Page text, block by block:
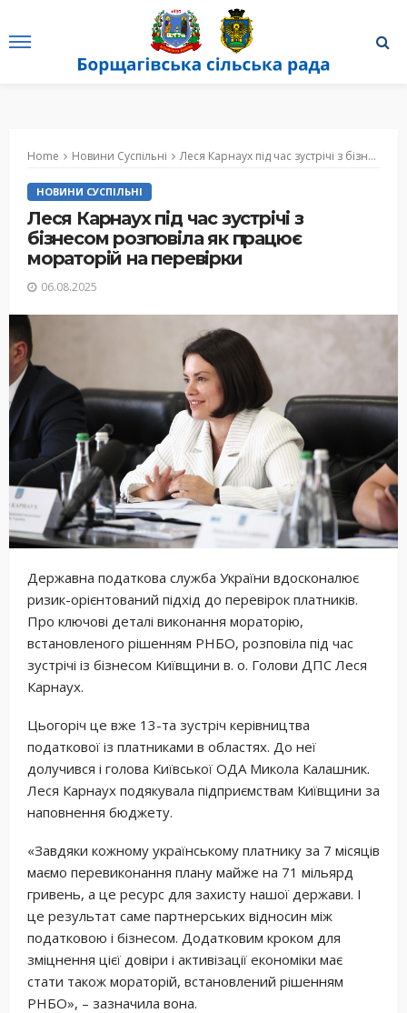
Home Новини Суспільні Леся Карнаух під час зустрічі з бізнесом розповіла як працює мораторій на перевірки
НОВИНИ СУСПІЛЬНІ
Леся Карнаух під час зустрічі з
бізнесом розповіла як працює
мораторій на перевірки
06.08.2025
Державна податкова служба України вдосконалює
ризик-орієнтований підхід до перевірок платників.
Про ключові деталі виконання мораторію,
встановленого рішенням РНБО, розповіла під час
зустрічі із бізнесом Київщини в. о. Голови ДПС Леся
Карнаух.
Цьогоріч це вже 13-та зустріч керівництва
податкової із платниками в областях. До неї
долучився і голова Київської ОДА Микола Калашник.
Леся Карнаух подякувала підприємствам Київщини за
наповнення бюджету.
«Завдяки кожному українському платнику за 7 місяців
маємо перевиконання плану майже на 71 мільярд
гривень, а це ресурс для захисту нашої держави. І
це результат саме партнерських відносин між
податковою і бізнесом. Додатковим кроком для
зміцнення цієї довіри і активізації економіки має
стати також мораторій, встановлений рішенням
РНБО», – зазначила вона.